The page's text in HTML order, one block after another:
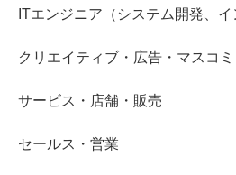
ITエンジニア（システム開発、イ
クリエイティブ・広告・マスコミ
サービス・店舗・販売
セールス・営業